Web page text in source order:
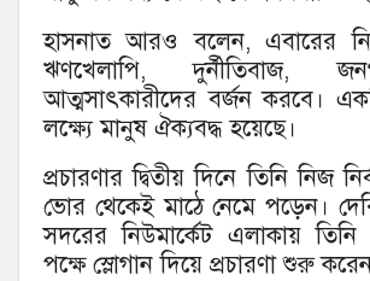
হাসনাত আরও বলেন, এবারের
ঋণখেলাপি, দুর্নীতিবাজ,
আত্মসাৎকারীদের বর্জন করবে।
লক্ষ্যে মানুষ ঐক্যবদ্ধ হয়েছে।
প্রচারণার দ্বিতীয় দিনে তিনি নিজ
ভোর থেকেই মাঠে নেমে পড়েন।
সদরের নিউমার্কেট এলাকায়
পক্ষে স্লোগান দিয়ে প্রচারণা শুরু